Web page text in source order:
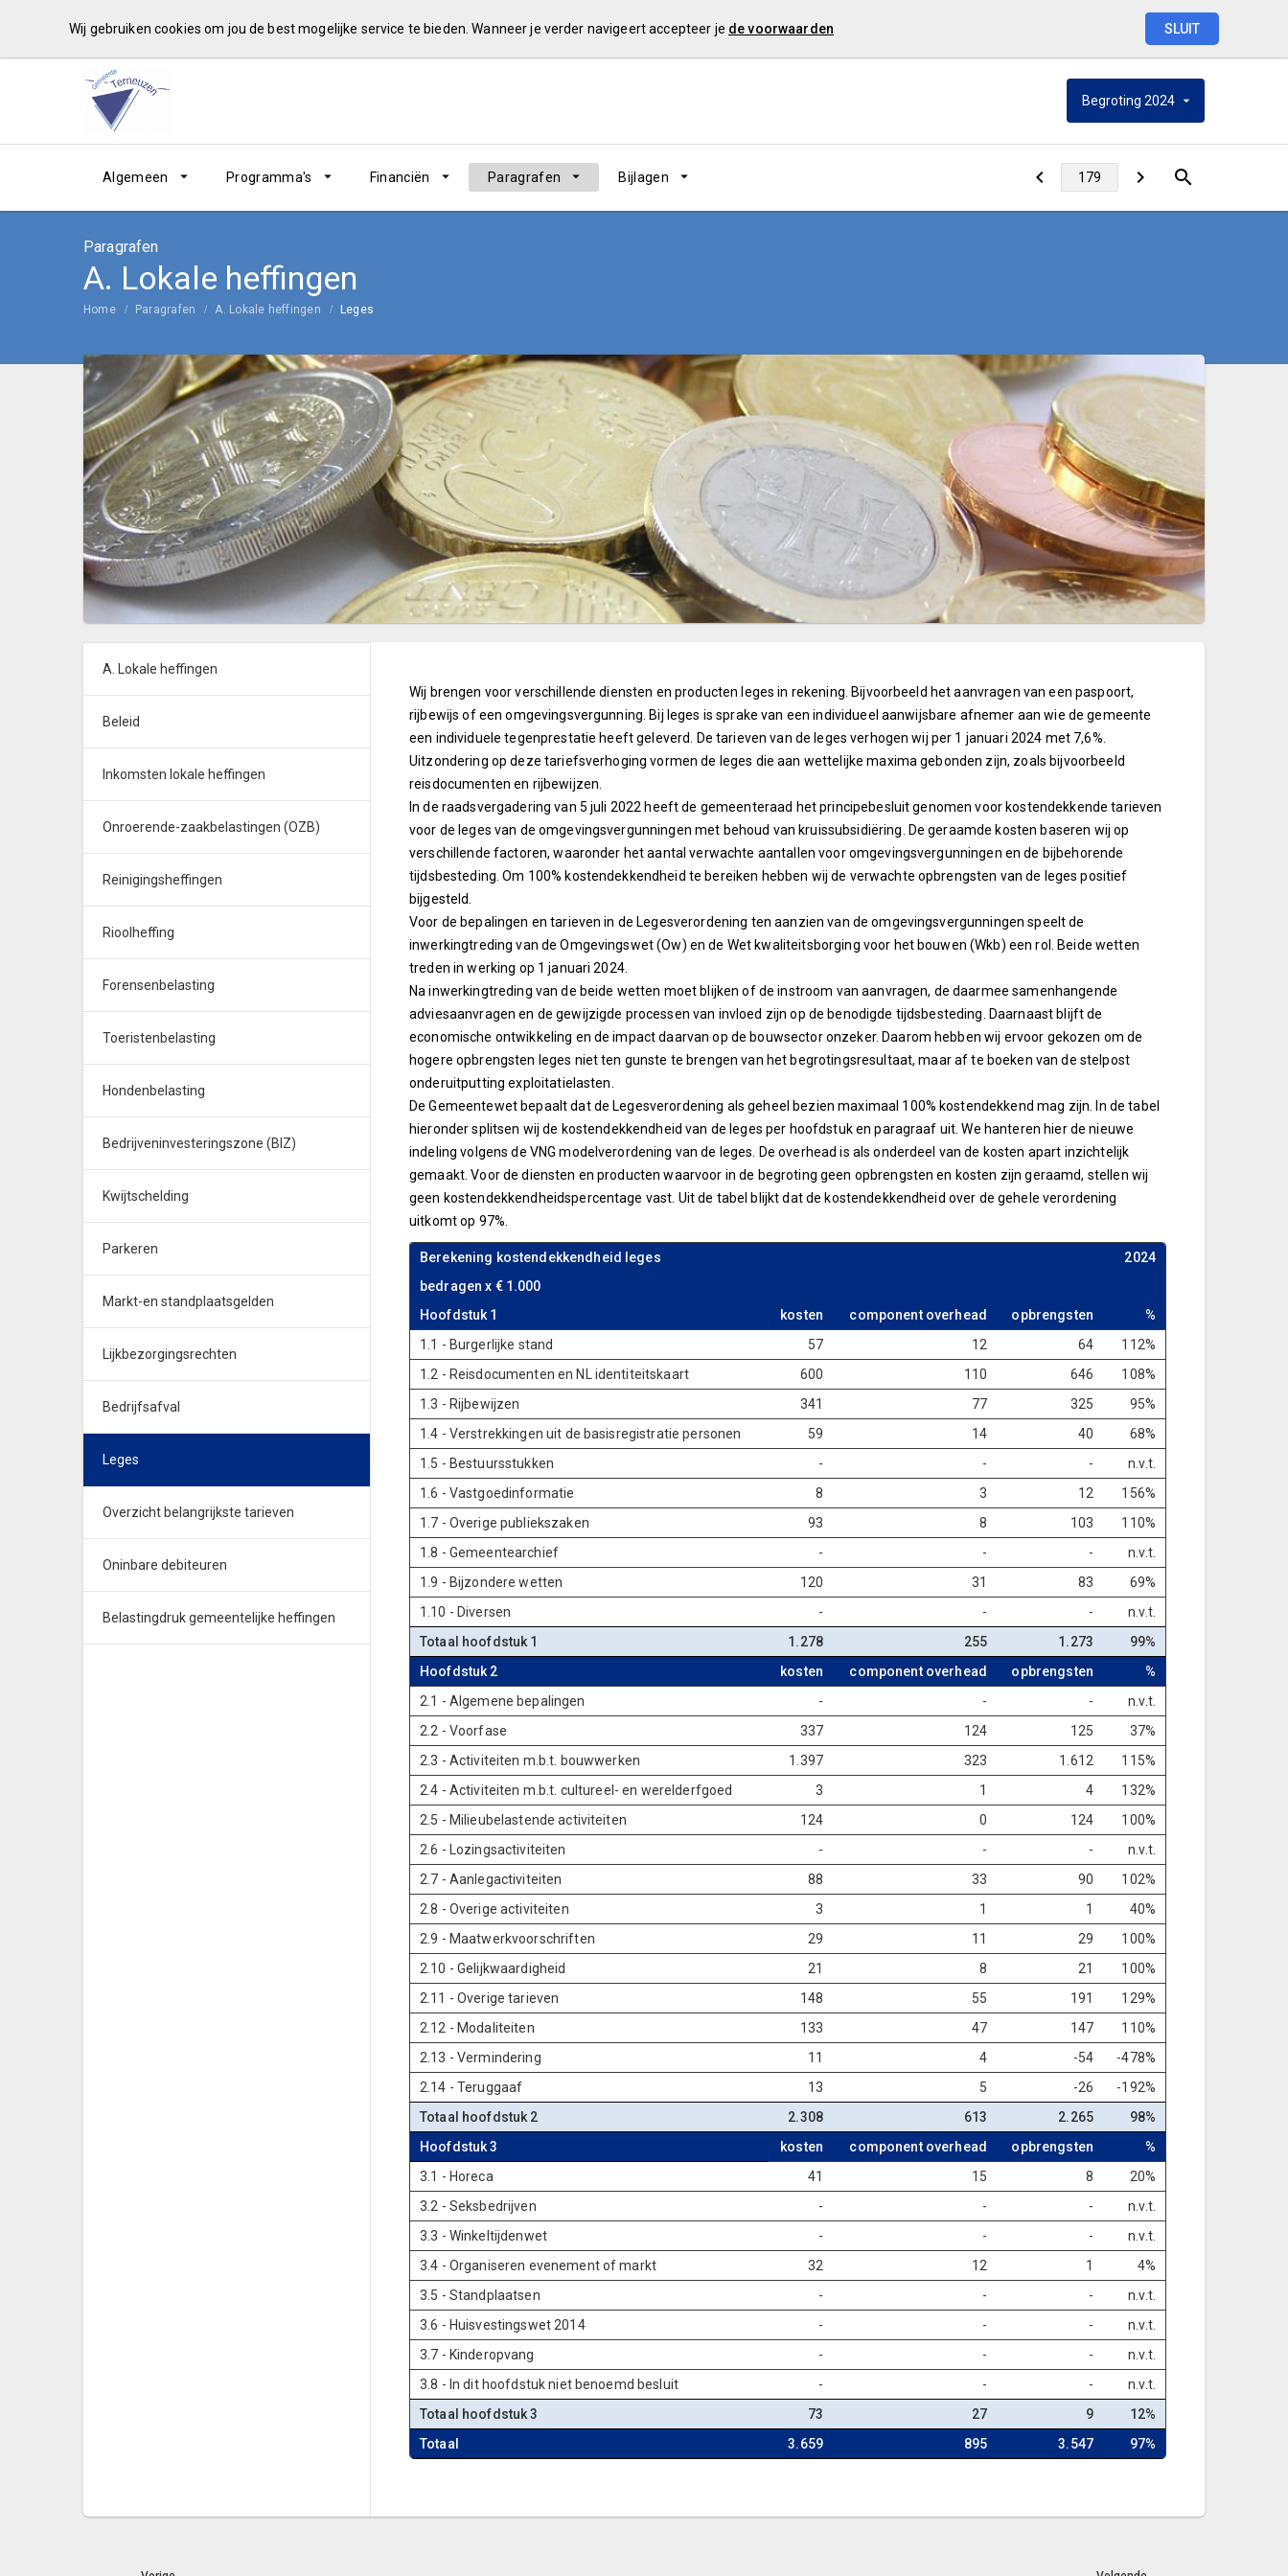
Wij gebruiken cookies om jou de best mogelijke service te bieden. Wanneer je verder navigeert accepteer je de voorwaarden SLUIT
Begroting 2024
Algemeen Programma's Financiën Paragrafen Bijlagen
Paragrafen
A. Lokale heffingen
Home Paragrafen A. Lokale heffingen Leges
A. Lokale heffingen
Beleid
Inkomsten lokale heffingen
Onroerende-zaakbelastingen (OZB)
Reinigingsheffingen
Rioolheffing
Forensenbelasting
Toeristenbelasting
Hondenbelasting
Bedrijveninvesteringszone (BIZ)
Kwijtschelding
Parkeren
Markt-en standplaatsgelden
Lijkbezorgingsrechten
Bedrijfsafval
Leges
Overzicht belangrijkste tarieven
Oninbare debiteuren
Belastingdruk gemeentelijke heffingen
Wij brengen voor verschillende diensten en producten leges in rekening. Bijvoorbeeld het aanvragen van een paspoort,
rijbewijs of een omgevingsvergunning. Bij leges is sprake van een individueel aanwijsbare afnemer aan wie de gemeente
een individuele tegenprestatie heeft geleverd. De tarieven van de leges verhogen wij per 1 januari 2024 met 7,6%.
Uitzondering op deze tariefsverhoging vormen de leges die aan wettelijke maxima gebonden zijn, zoals bijvoorbeeld
reisdocumenten en rijbewijzen.
In de raadsvergadering van 5 juli 2022 heeft de gemeenteraad het principebesluit genomen voor kostendekkende tarieven
voor de leges van de omgevingsvergunningen met behoud van kruissubsidiëring. De geraamde kosten baseren wij op
verschillende factoren, waaronder het aantal verwachte aantallen voor omgevingsvergunningen en de bijbehorende
tijdsbesteding. Om 100% kostendekkendheid te bereiken hebben wij de verwachte opbrengsten van de leges positief
bijgesteld.
Voor de bepalingen en tarieven in de Legesverordening ten aanzien van de omgevingsvergunningen speelt de
inwerkingtreding van de Omgevingswet (Ow) en de Wet kwaliteitsborging voor het bouwen (Wkb) een rol. Beide wetten
treden in werking op 1 januari 2024.
Na inwerkingtreding van de beide wetten moet blijken of de instroom van aanvragen, de daarmee samenhangende
adviesaanvragen en de gewijzigde processen van invloed zijn op de benodigde tijdsbesteding. Daarnaast blijft de
economische ontwikkeling en de impact daarvan op de bouwsector onzeker. Daarom hebben wij ervoor gekozen om de
hogere opbrengsten leges niet ten gunste te brengen van het begrotingsresultaat, maar af te boeken van de stelpost
onderuitputting exploitatielasten.
De Gemeentewet bepaalt dat de Legesverordening als geheel bezien maximaal 100% kostendekkend mag zijn. In de tabel
hieronder splitsen wij de kostendekkendheid van de leges per hoofdstuk en paragraaf uit. We hanteren hier de nieuwe
indeling volgens de VNG modelverordening van de leges. De overhead is als onderdeel van de kosten apart inzichtelijk
gemaakt. Voor de diensten en producten waarvoor in de begroting geen opbrengsten en kosten zijn geraamd, stellen wij
geen kostendekkendheidspercentage vast. Uit de tabel blijkt dat de kostendekkendheid over de gehele verordening
uitkomt op 97%.
Berekening kostendekkendheid leges
2024
bedragen x € 1.000
Hoofdstuk 1
kosten component overhead opbrengsten
%
1.1 - Burgerlijke stand
57 12 64
112%
1.2 - Reisdocumenten en NL identiteitskaart
600 110 646
108%
1.3 - Rijbewijzen
341 77 325
95%
1.4 - Verstrekkingen uit de basisregistratie personen
59 14 40
68%
1.5 - Bestuursstukken
- - -
n.v.t.
1.6 - Vastgoedinformatie
8 3 12
156%
1.7 - Overige publiekszaken
93 8 103
110%
1.8 - Gemeentearchief
- - -
n.v.t.
1.9 - Bijzondere wetten
120 31 83
69%
1.10 - Diversen
- - -
n.v.t.
Totaal hoofdstuk 1
1.278 255 1.273
99%
Hoofdstuk 2
kosten component overhead opbrengsten
%
2.1 - Algemene bepalingen
- - -
n.v.t.
2.2 - Voorfase
337 124 125
37%
2.3 - Activiteiten m.b.t. bouwwerken
1.397 323 1.612
115%
2.4 - Activiteiten m.b.t. cultureel- en werelderfgoed
3 1 4
132%
2.5 - Milieubelastende activiteiten
124 0 124
100%
2.6 - Lozingsactiviteiten
- - -
n.v.t.
2.7 - Aanlegactiviteiten
88 33 90
102%
2.8 - Overige activiteiten
3 1 1
40%
2.9 - Maatwerkvoorschriften
29 11 29
100%
2.10 - Gelijkwaardigheid
21 8 21
100%
2.11 - Overige tarieven
148 55 191
129%
2.12 - Modaliteiten
133 47 147
110%
2.13 - Vermindering
11 4 -54
-478%
2.14 - Teruggaaf
13 5 -26
-192%
Totaal hoofdstuk 2
2.308 613 2.265
98%
Hoofdstuk 3
kosten component overhead opbrengsten
%
3.1 - Horeca
41 15 8
20%
3.2 - Seksbedrijven
- - -
n.v.t.
3.3 - Winkeltijdenwet
- - -
n.v.t.
3.4 - Organiseren evenement of markt
32 12 1
4%
3.5 - Standplaatsen
- - -
n.v.t.
3.6 - Huisvestingswet 2014
- - -
n.v.t.
3.7 - Kinderopvang
- - -
n.v.t.
3.8 - In dit hoofdstuk niet benoemd besluit
- - -
n.v.t.
Totaal hoofdstuk 3
73 27 9
12%
Totaal
3.659 895 3.547 97%